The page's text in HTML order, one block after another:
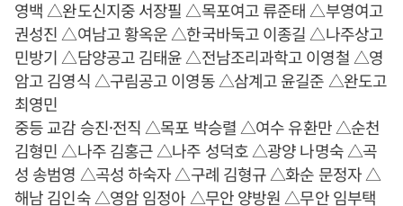
영백 △완도신지중 서장필 △목포여고 류준태 △부영여고
권성진 △여남고 황옥운 △한국바둑고 이종길 △나주상고
민방기 △담양공고 김태윤 △전남조리과학고 이영철 △영
암고 김영식 △구림공고 이영동 △삼계고 윤길준 △완도고
최영민
중등 교감 승진·전직 △목포 박승렬 △여수 유환만 △순천
김형민 △나주 김홍근 △나주 성덕호 △광양 나명숙 △곡
성 송범영 △곡성 하숙자 △구례 김형규 △화순 문정자 △
해남 김인숙 △영암 임정아 △무안 양방원 △무안 임부택